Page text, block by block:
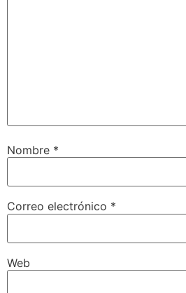
Nombre *
Correo electrónico *
Web